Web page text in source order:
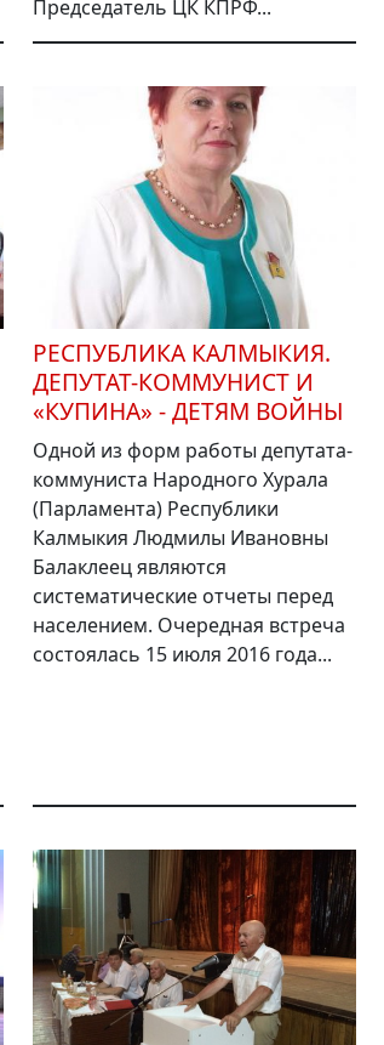
Председатель ЦК КПРФ...
РЕСПУБЛИКА КАЛМЫКИЯ.
ДЕПУТАТ-КОММУНИСТ И
«КУПИНА» - ДЕТЯМ ВОЙНЫ
Одной из форм работы депутата-
коммуниста Народного Хурала
(Парламента) Республики
Калмыкия Людмилы Ивановны
Балаклеец являются
систематические отчеты перед
населением. Очередная встреча
состоялась 15 июля 2016 года...